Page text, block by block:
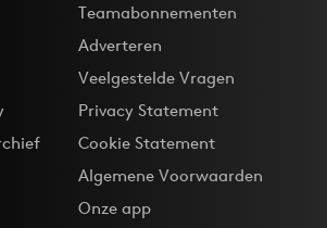
Teamabonnementen
Adverteren
Veelgestelde Vragen
Privacy Statement
Cookie Statement
Algemene Voorwaarden
Onze app